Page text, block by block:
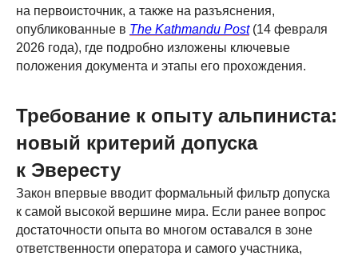
на первоисточник, а также на разъяснения,
опубликованные в The Kathmandu Post(14 февраля
2026 года), где подробно изложены ключевые
положения документа и этапы его прохождения.
Требование к опыту альпиниста:
новый критерий допуска
к Эвересту
Закон впервые вводит формальный фильтр допуска
к самой высокой вершине мира. Если ранее вопрос
достаточности опыта во многом оставался в зоне
ответственности оператора и самого участника,